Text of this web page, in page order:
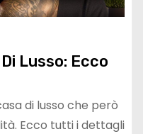
Lusso: Ecco
di lusso che però
Ecco tutti i dettagli